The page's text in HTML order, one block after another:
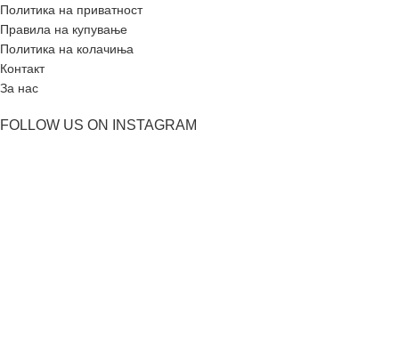
Политика на приватност
Правила на купување
Политика на колачиња
Контакт
За нас
FOLLOW US ON INSTAGRAM